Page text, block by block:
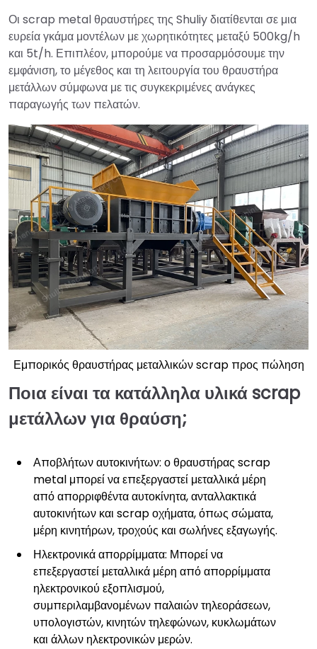
Οι scrap metal θραυστήρες της Shuliy διατίθενται σε μια
ευρεία γκάμα μοντέλων με χωρητικότητες μεταξύ 500kg/h
και 5t/h. Επιπλέον, μπορούμε να προσαρμόσουμε την
εμφάνιση, το μέγεθος και τη λειτουργία του θραυστήρα
μετάλλων σύμφωνα με τις συγκεκριμένες ανάγκες
παραγωγής των πελατών.
Εμπορικός θραυστήρας μεταλλικών scrap προς πώληση
Ποια είναι τα κατάλληλα υλικά scrap
μετάλλων για θραύση;
Αποβλήτων αυτοκινήτων: ο θραυστήρας scrap
metal μπορεί να επεξεργαστεί μεταλλικά μέρη
από απορριφθέντα αυτοκίνητα, ανταλλακτικά
αυτοκινήτων και scrap οχήματα, όπως σώματα,
μέρη κινητήρων, τροχούς και σωλήνες εξαγωγής.
Ηλεκτρονικά απορρίμματα: Μπορεί να
επεξεργαστεί μεταλλικά μέρη από απορρίμματα
ηλεκτρονικού εξοπλισμού,
συμπεριλαμβανομένων παλαιών τηλεοράσεων,
υπολογιστών, κινητών τηλεφώνων, κυκλωμάτων
και άλλων ηλεκτρονικών μερών.